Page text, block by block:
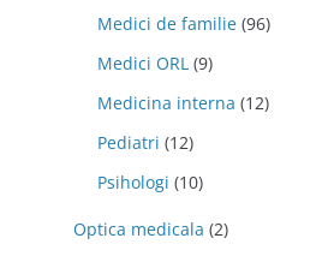
Medici de familie (96)
Medici ORL (9)
Medicina interna (12)
Pediatri (12)
Psihologi (10)
Optica medicala (2)